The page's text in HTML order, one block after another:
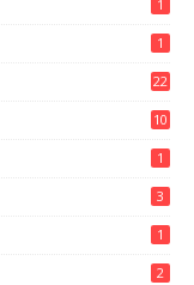
1
1
22
10
1
3
1
2